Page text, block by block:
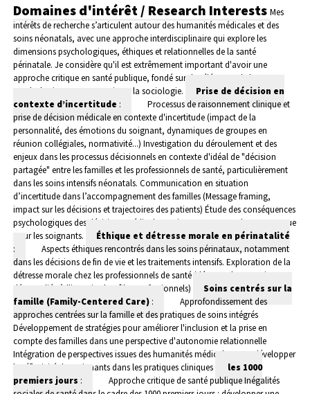
Domaines d'intérêt / Research Interests Mes
intérêts de recherche s’articulent autour des humanités médicales et des
soins néonatals, avec une approche interdisciplinaire qui explore les
dimensions psychologiques, éthiques et relationnelles de la santé
périnatale. Je considère qu'il est extrêmement important d'avoir une
approche critique en santé publique, fondé sur des éléments de la
psychologie communautaire et la sociologie.
Prise de décision en
contexte d’incertitude :
Processus de raisonnement clinique et
prise de décision médicale en contexte d'incertitude (impact de la
personnalité, des émotions du soignant, dynamiques de groupes en
réunion collégiales, normativité...) Investigation du déroulement et des
enjeux dans les processus décisionnels en contexte d'idéal de "décision
partagée" entre les familles et les professionnels de santé, particulièrement
dans les soins intensifs néonatals. Communication en situation
d’incertitude dans l’accompagnement des familles (Message framing,
impact sur les décisions et trajectoires des patients) Étude des conséquences
psychologiques des décisions médicales majeures, tant pour les parents que
pour les soignants.
Éthique et détresse morale en périnatalité
:
Aspects éthiques rencontrés dans les soins périnataux, notamment
dans les décisions de fin de vie et les traitements intensifs. Exploration de la
détresse morale chez les professionnels de santé (détresse de contrainte,
détresse liée à l'incertitude, rôles professionnels)
Soins centrés sur la
famille (Family-Centered Care) :
Approfondissement des
approches centrées sur la famille et des pratiques de soins intégrés
Développement de stratégies pour améliorer l'inclusion et la prise en
compte des familles dans une perspective d'autonomie relationnelle
Intégration de perspectives issues des humanités médicales pour développer
la réflexivité des soignants dans les pratiques cliniques
les 1000
premiers jours : Approche critique de santé publiqueInégalités